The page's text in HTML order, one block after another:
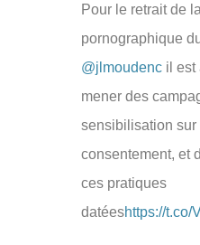
Pour le retrait de
pornographique
@jlmoudenc il est
mener des
sensibilisation
consentement, et
ces pratiques
datéeshttps://t.co/